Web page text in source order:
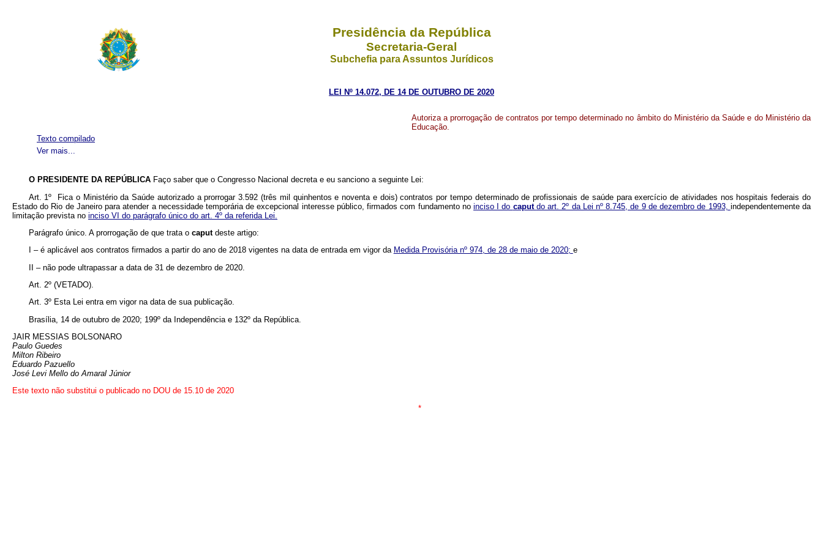
Presidência da República
Secretaria-Geral
Subchefia para Assuntos Jurídicos
LEI Nº 14.072, DE 14 DE OUTUBRO DE 2020
Autoriza a prorrogação de contratos por tempo determinado no âmbito do Ministério da Saúde e do Ministério da
Educação.
Ver mais...
Texto compilado
O PRESIDENTE DA REPÚBLICA Faço saber que o Congresso Nacional decreta e eu sanciono a seguinte Lei:
Art. 1º Fica o Ministério da Saúde autorizado a prorrogar 3.592 (três mil quinhentos e noventa e dois) contratos por tempo determinado de profissionais de saúde para exercício de atividades nos hospitais federais do
Estado do Rio de Janeiro para atender a necessidade temporária de excepcional interesse público, firmados com fundamento no inciso I do caput do art. 2º da Lei nº 8.745, de 9 de dezembro de 1993, independentemente da
limitação prevista no inciso VI do parágrafo único do art. 4º da referida Lei.
Parágrafo único. A prorrogação de que trata o caput deste artigo:
I – é aplicável aos contratos firmados a partir do ano de 2018 vigentes na data de entrada em vigor da Medida Provisória nº 974, de 28 de maio de 2020; e
II – não pode ultrapassar a data de 31 de dezembro de 2020.
Art. 2º (VETADO).
Art. 3º Esta Lei entra em vigor na data de sua publicação.
Brasília, 14 de outubro de 2020; 199º da Independência e 132º da República.
JAIR MESSIAS BOLSONARO
Paulo Guedes
Milton Ribeiro
Eduardo Pazuello
José Levi Mello do Amaral Júnior
Este texto não substitui o publicado no DOU de 15.10 de 2020
*